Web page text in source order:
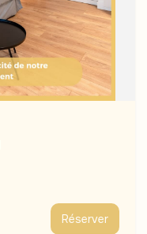
Réserver